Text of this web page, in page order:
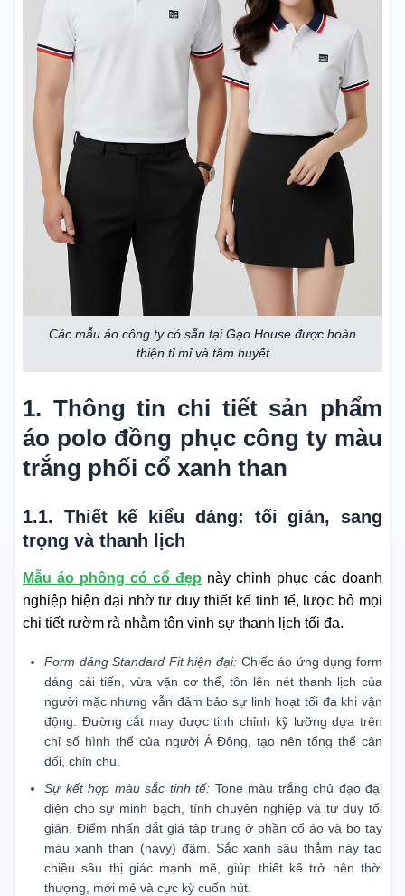
Các mẫu áo công ty có sẵn tại Gạo House được hoàn
thiện tỉ mỉ và tâm huyết
1. Thông tin chi tiết sản phẩm
áo polo đồng phục công ty màu
trắng phối cổ xanh than
1.1. Thiết kế kiểu dáng: tối giản, sang
trọng và thanh lịch
Mẫu áo phông có cổ đẹp này chinh phục các doanh
nghiệp hiện đại nhờ tư duy thiết kế tinh tế, lược bỏ mọi
chi tiết rườm rà nhằm tôn vinh sự thanh lịch tối đa.
Form dáng Standard Fit hiện đại: Chiếc áo ứng dụng form
dáng cải tiến, vừa vặn cơ thể, tôn lên nét thanh lịch của
người mặc nhưng vẫn đảm bảo sự linh hoạt tối đa khi vận
động. Đường cắt may được tinh chỉnh kỹ lưỡng dựa trên
chỉ số hình thể của người Á Đông, tạo nên tổng thể cân
đối, chỉn chu.
Sự kết hợp màu sắc tinh tế: Tone màu trắng chủ đạo đại
diện cho sự minh bạch, tính chuyên nghiệp và tư duy tối
giản. Điểm nhấn đắt giá tập trung ở phần cổ áo và bo tay
màu xanh than (navy) đậm. Sắc xanh sâu thẳm này tạo
chiều sâu thị giác mạnh mẽ, giúp thiết kế trở nên thời
thượng, mới mẻ và cực kỳ cuốn hút.